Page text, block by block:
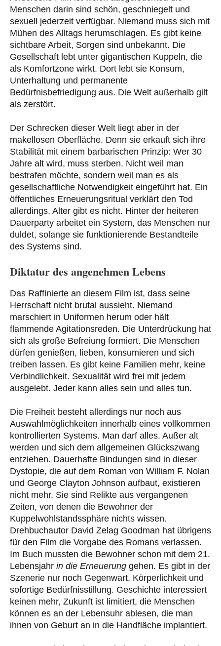
Menschen darin sind schön, geschniegelt und
sexuell jederzeit verfügbar. Niemand muss sich mit
Mühen des Alltags herumschlagen. Es gibt keine
sichtbare Arbeit, Sorgen sind unbekannt. Die
Gesellschaft lebt unter gigantischen Kuppeln, die
als Komfortzone wirkt. Dort lebt sie Konsum,
Unterhaltung und permanente
Bedürfnisbefriedigung aus. Die Welt außerhalb gilt
als zerstört.
Der Schrecken dieser Welt liegt aber in der
makellosen Oberfläche. Denn sie erkauft sich ihre
Stabilität mit einem barbarischen Prinzip: Wer 30
Jahre alt wird, muss sterben. Nicht weil man
bestrafen möchte, sondern weil man es als
gesellschaftliche Notwendigkeit eingeführt hat. Ein
öffentliches Erneuerungsritual verklärt den Tod
allerdings. Alter gibt es nicht. Hinter der heiteren
Dauerparty arbeitet ein System, das Menschen nur
duldet, solange sie funktionierende Bestandteile
des Systems sind.
Diktatur des angenehmen Lebens
Das Raffinierte an diesem Film ist, dass seine
Herrschaft nicht brutal aussieht. Niemand
marschiert in Uniformen herum oder hält
flammende Agitationsreden. Die Unterdrückung hat
sich als große Befreiung formiert. Die Menschen
dürfen genießen, lieben, konsumieren und sich
treiben lassen. Es gibt keine Familien mehr, keine
Verbindlichkeit. Sexualität wird frei mit jedem
ausgelebt. Jeder kann alles sein und alles tun.
Die Freiheit besteht allerdings nur noch aus
Auswahlmöglichkeiten innerhalb eines vollkommen
kontrollierten Systems. Man darf alles. Außer alt
werden und sich dem allgemeinen Glückszwang
entziehen. Dauerhafte Bindungen sind in dieser
Dystopie, die auf dem Roman von William F. Nolan
und George Clayton Johnson aufbaut, existieren
nicht mehr. Sie sind Relikte aus vergangenen
Zeiten, von denen die Bewohner der
Kuppelwohlstandssphäre nichts wissen.
Drehbuchautor David Zelag Goodman hat übrigens
für den Film die Vorgabe des Romans verlassen.
Im Buch mussten die Bewohner schon mit dem 21.
Lebensjahr in die Erneuerung gehen. Es gibt in der
Szenerie nur noch Gegenwart, Körperlichkeit und
sofortige Bedürfnisstillung. Geschichte interessiert
keinen mehr, Zukunft ist limitiert, die Menschen
können es an der Lebensuhr ablesen, die man
ihnen von Geburt an in die Handfläche implantiert.